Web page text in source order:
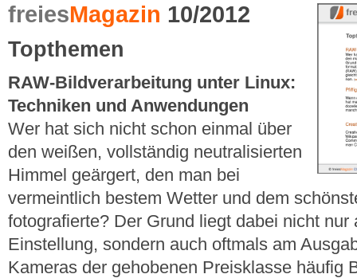
freiesMagazin 10/2012
Topthemen
RAW-Bildverarbeitung unter Linux:
Techniken und Anwendungen
Wer hat sich nicht schon einmal über
den weißen, vollständig neutralisierten
Himmel geärgert, den man bei
vermeintlich bestem Wetter und dem
fotografierte? Der Grund liegt dabei nicht nur
Einstellung, sondern auch oftmals am
Kameras der gehobenen Preisklasse häufig